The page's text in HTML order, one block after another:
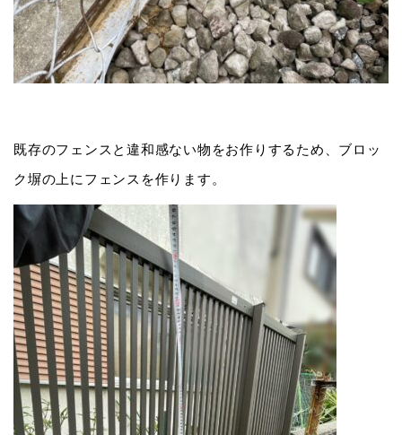
既存のフェンスと違和感ない物をお作りするため、ブロッ
ク塀の上にフェンスを作ります。